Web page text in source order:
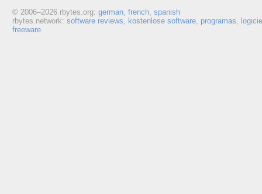
© 2006–2026 rbytes.org: german, french, spanish
rbytes.network: software reviews, kostenlose software, programas,
freeware